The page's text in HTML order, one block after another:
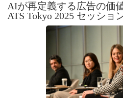
AIが再定義する広告の価
ATS Tokyo 2025 セッショ